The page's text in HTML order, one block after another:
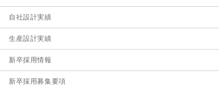
自社設計実績
生産設計実績
新卒採用情報
新卒採用募集要項